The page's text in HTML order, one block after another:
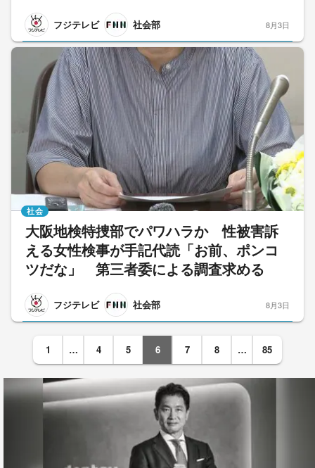
フジテレビ 社会部 8月3日
大阪地検特捜部でパワハラか 性被害訴
える女性検事が手記代読「お前、ポンコ
ツだな」 第三者委による調査求める
フジテレビ 社会部
社会
8月3日
1 … 4 5 6 7 8 … 85